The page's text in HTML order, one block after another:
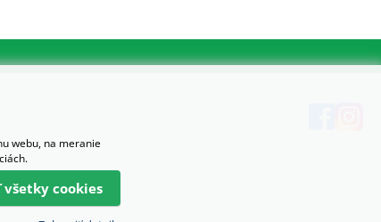
webu, na meranie
všetky cookies